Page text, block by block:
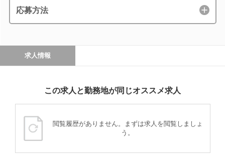
応募方法
求人情報
この求人と勤務地が同じオススメ求人
閲覧履歴がありません。まずは求人を閲覧しましょ
う。